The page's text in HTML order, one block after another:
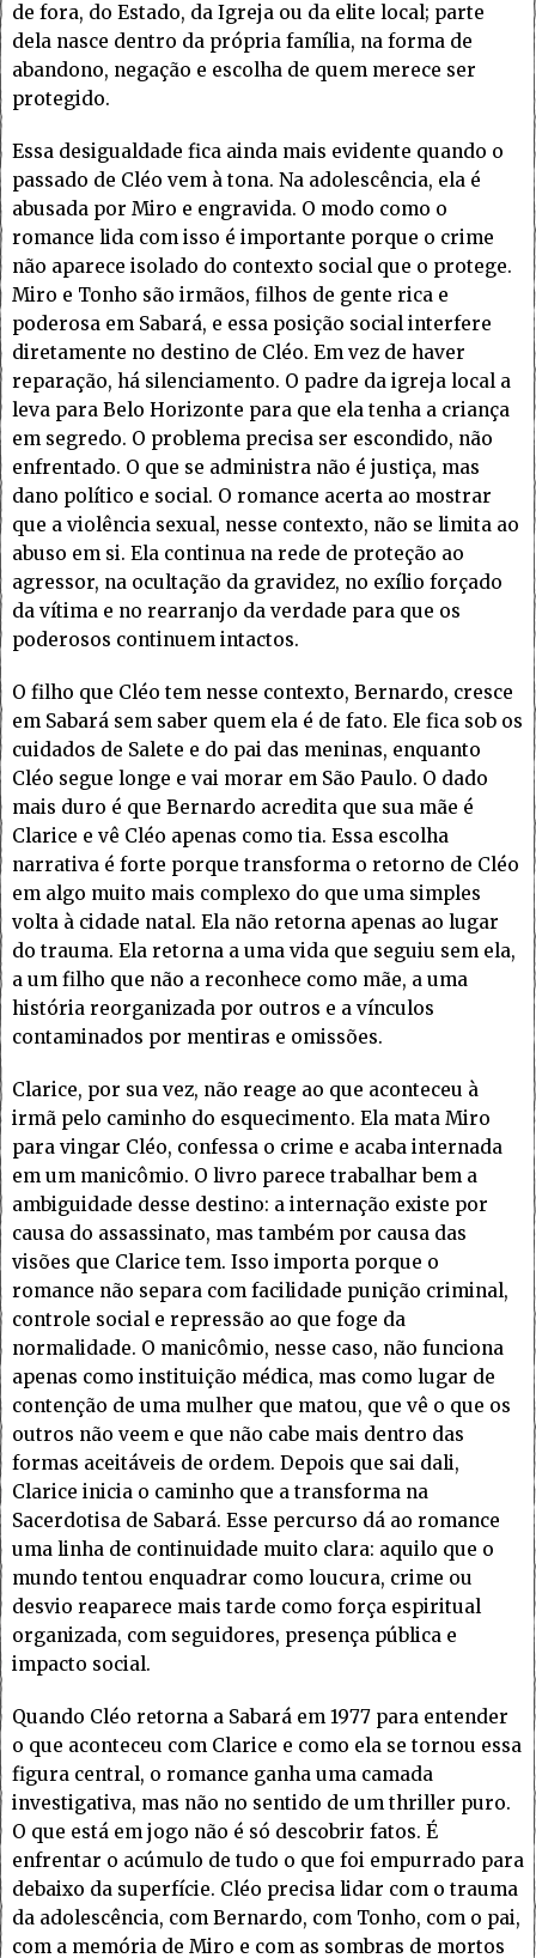
de fora, do Estado, da Igreja ou da elite local; parte
dela nasce dentro da própria família, na forma de
abandono, negação e escolha de quem merece ser
protegido.
Essa desigualdade fica ainda mais evidente quando o
passado de Cléo vem à tona. Na adolescência, ela é
abusada por Miro e engravida. O modo como o
romance lida com isso é importante porque o crime
não aparece isolado do contexto social que o protege.
Miro e Tonho são irmãos, filhos de gente rica e
poderosa em Sabará, e essa posição social interfere
diretamente no destino de Cléo. Em vez de haver
reparação, há silenciamento. O padre da igreja local a
leva para Belo Horizonte para que ela tenha a criança
em segredo. O problema precisa ser escondido, não
enfrentado. O que se administra não é justiça, mas
dano político e social. O romance acerta ao mostrar
que a violência sexual, nesse contexto, não se limita ao
abuso em si. Ela continua na rede de proteção ao
agressor, na ocultação da gravidez, no exílio forçado
da vítima e no rearranjo da verdade para que os
poderosos continuem intactos.
O filho que Cléo tem nesse contexto, Bernardo, cresce
em Sabará sem saber quem ela é de fato. Ele fica sob os
cuidados de Salete e do pai das meninas, enquanto
Cléo segue longe e vai morar em São Paulo. O dado
mais duro é que Bernardo acredita que sua mãe é
Clarice e vê Cléo apenas como tia. Essa escolha
narrativa é forte porque transforma o retorno de Cléo
em algo muito mais complexo do que uma simples
volta à cidade natal. Ela não retorna apenas ao lugar
do trauma. Ela retorna a uma vida que seguiu sem ela,
a um filho que não a reconhece como mãe, a uma
história reorganizada por outros e a vínculos
contaminados por mentiras e omissões.
Clarice, por sua vez, não reage ao que aconteceu à
irmã pelo caminho do esquecimento. Ela mata Miro
para vingar Cléo, confessa o crime e acaba internada
em um manicômio. O livro parece trabalhar bem a
ambiguidade desse destino: a internação existe por
causa do assassinato, mas também por causa das
visões que Clarice tem. Isso importa porque o
romance não separa com facilidade punição criminal,
controle social e repressão ao que foge da
normalidade. O manicômio, nesse caso, não funciona
apenas como instituição médica, mas como lugar de
contenção de uma mulher que matou, que vê o que os
outros não veem e que não cabe mais dentro das
formas aceitáveis de ordem. Depois que sai dali,
Clarice inicia o caminho que a transforma na
Sacerdotisa de Sabará. Esse percurso dá ao romance
uma linha de continuidade muito clara: aquilo que o
mundo tentou enquadrar como loucura, crime ou
desvio reaparece mais tarde como força espiritual
organizada, com seguidores, presença pública e
impacto social.
Quando Cléo retorna a Sabará em 1977 para entender
o que aconteceu com Clarice e como ela se tornou essa
figura central, o romance ganha uma camada
investigativa, mas não no sentido de um thriller puro.
O que está em jogo não é só descobrir fatos. É
enfrentar o acúmulo de tudo o que foi empurrado para
debaixo da superfície. Cléo precisa lidar com o trauma
da adolescência, com Bernardo, com Tonho, com o pai,
com a memória de Miro e com as sombras de mortos